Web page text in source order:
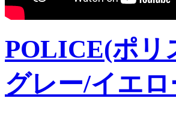
POLICE(ポリ
グレー/イエロ